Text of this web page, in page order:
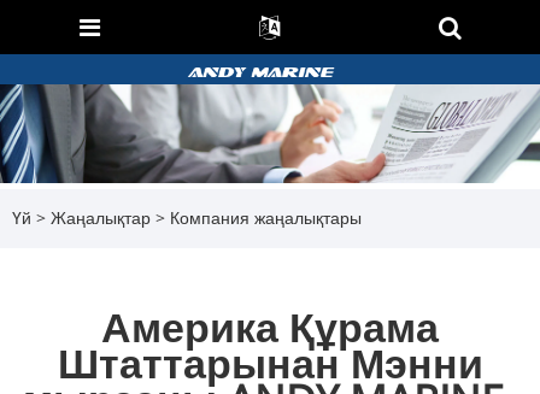
Үй > Жаңалықтар > Компания жаңалықтары
Америка Құрама
Штаттарынан Мэнни